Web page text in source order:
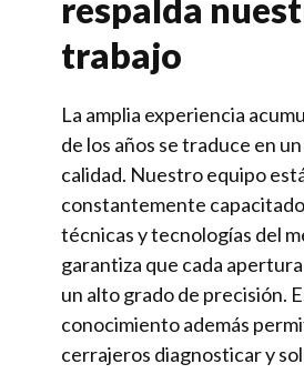
respalda
trabajo
La amplia experiencia
de los años se traduce en
calidad. Nuestro equipo
constantemente
técnicas y tecnologías del
garantiza que cada
un alto grado de precisión.
conocimiento además
cerrajeros diagnosticar y